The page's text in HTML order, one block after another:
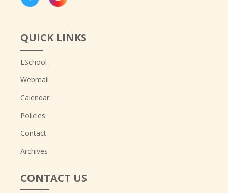
QUICK LINKS
ESchool
Webmail
Calendar
Policies
Contact
Archives
CONTACT US